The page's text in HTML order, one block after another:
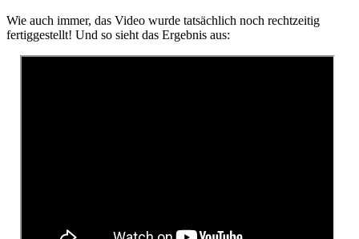
Wie auch immer, das Video wurde tatsächlich noch rechtzeitig
fertiggestellt! Und so sieht das Ergebnis aus: